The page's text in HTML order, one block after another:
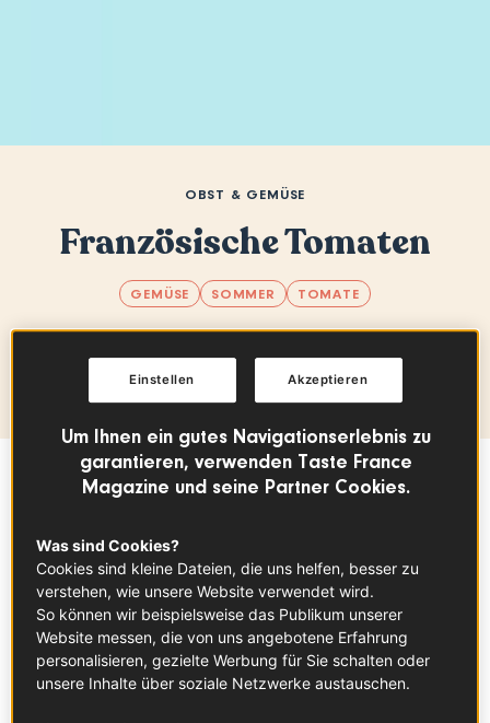
OBST & GEMÜSE
Französische Tomaten
GEMÜSE SOMMER TOMATE
Herkunftsregion
Bretagne, Pays de la Loire, Provence-
Sommaire
In Zusammenarbeit mitFruit & Veg from
France
Jedes Jahr begleiten sie unsere Mahlzeiten,
von den ersten schönen Tagen bis in den
Um Ihnen ein gutes Navigationserlebnis zu
garantieren, verwenden Taste France
Magazine und seine Partner Cookies.
Was sind Cookies?
Cookies sind kleine Dateien, die uns helfen, besser zu
verstehen, wie unsere Website verwendet wird.
So können wir beispielsweise das Publikum unserer
Website messen, die von uns angebotene Erfahrung
personalisieren, gezielte Werbung für Sie schalten oder
unsere Inhalte über soziale Netzwerke austauschen.
Akzeptieren
Einstellen